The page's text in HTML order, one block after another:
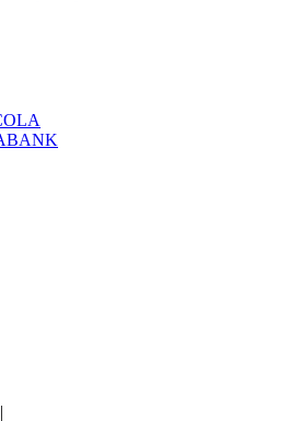
|